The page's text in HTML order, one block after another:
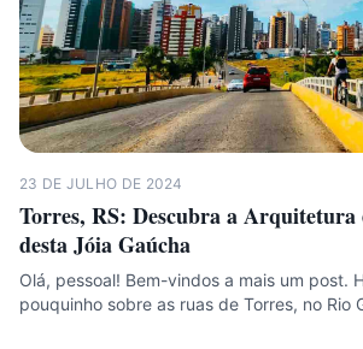
23 DE JULHO DE 2024
Torres, RS: Descubra a
desta Jóia Gaúcha
Olá, pessoal! Bem-vindos a mais um post.
pouquinho sobre as ruas de Torres, no Rio